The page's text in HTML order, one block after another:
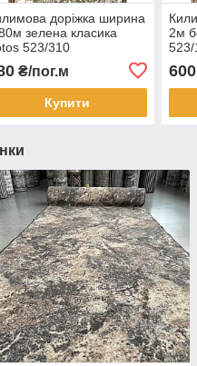
доріжка ширина
зелена класика
523/310
₴/пог.м
Купити
2м
600